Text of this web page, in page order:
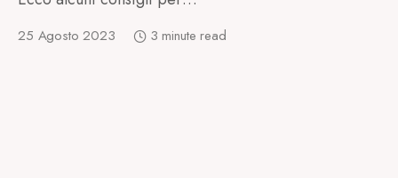
25 Agosto 2023 3 minute read